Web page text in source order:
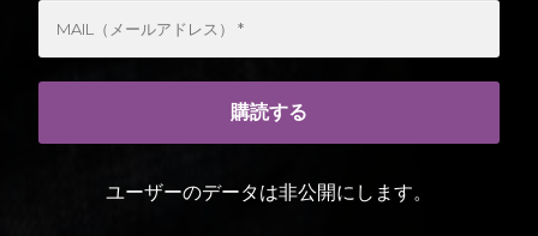
ユーザーのデータは非公開にします。